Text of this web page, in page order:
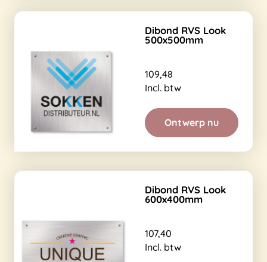
Dibond RVS Look
500x500mm
109,48
Incl. btw
Ontwerp nu
Dibond RVS Look
600x400mm
107,40
Incl. btw